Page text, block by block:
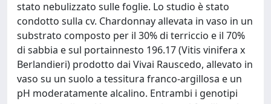
stato nebulizzato sulle foglie. Lo studio è stato
condotto sulla cv. Chardonnay allevata in vaso in un
substrato composto per il 30% di terriccio e il 70%
di sabbia e sul portainnesto 196.17 (Vitis vinifera x
Berlandieri) prodotto dai Vivai Rauscedo, allevato in
vaso su un suolo a tessitura franco-argillosa e un
pH moderatamente alcalino. Entrambi i genotipi